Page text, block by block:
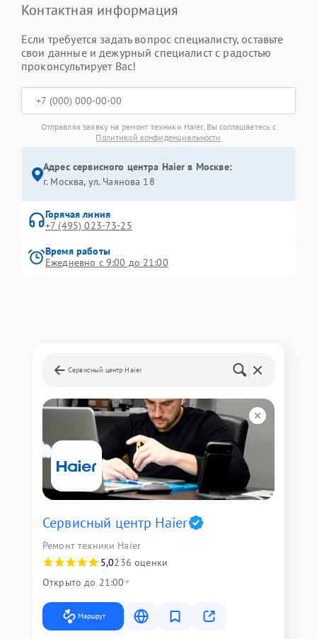
Контактная информация
Если требуется задать вопрос специалисту, оставьте
свои данные и дежурный специалист с радостью
проконсультирует Вас!
Отправляя заявку на ремонт техники Haier, Вы соглашаетесь с
Политикой конфиденциальности
Адрес сервисного центра Haier в Москве:
г. Москва, ул. Чаянова 18
Горячая линия
+7 (495) 023-73-25
Время работы
Ежедневно с 9:00 до 21:00
Сервисный центр Haier
Сервисный центр Haier
Ремонт техники Haier
5,0236 оценки
Открыто до 21:00
Маршрут